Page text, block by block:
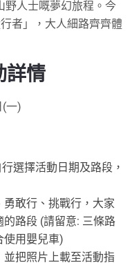
野人士嘅夢幻旅程。今
者」，大人細路齊齊體
詳情
(一)
選擇活動日期及路段，
敢行、挑戰行，大家
路段 (請留意: 三條路
使用嬰兒車)
把照片上載至活動指